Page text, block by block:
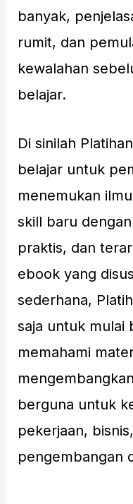
banyak,
rumit, dan
kewalahan
belajar.
Di sinilah
belajar untuk
menemukan
skill baru
praktis, dan
ebook yang
sederhana,
saja untuk mulai
memahami
berguna untuk
pekerjaan,
pengembangan